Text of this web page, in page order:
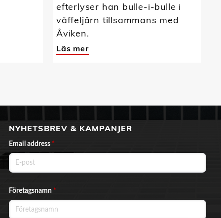
efterlyser han bulle-i-bulle i
våffeljärn tillsammans med
Åviken.
Läs mer
NYHETSBREV & KAMPANJER
Email address *
Företagsnamn *